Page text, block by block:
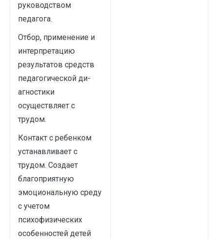
руководством
педагога.
Отбор, применение и
интерпретацию
результатов средств
педагогической ди­
агностики
осуществляет с
трудом.
Контакт с ребенком
устанавливает с
трудом. Создает
благоприятную
эмоциональную среду
с учетом
психофизических
особенностей детей